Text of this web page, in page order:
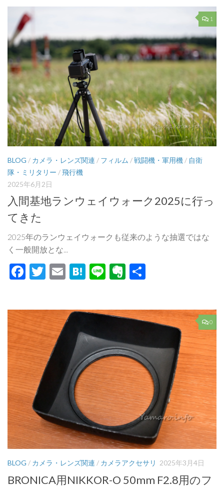
1
BLOG / カメラ・レンズ関連 / フィルム /戦闘機・軍用機 / 自衛
隊・ミリタリー /飛行機
2025年6月2日
入間基地ランウェイウォーク2025に行っ
てきた
2025年のランウェイウォークも従来のような抽選ではな
く一般開放とな...
Facebook
Twitter
EmailHatena
LineEvernote
0
BLOG / カメラ・レンズ関連 / カメラアクセサリ 2025年3月4日
BRONICA用NIKKOR-O 50mm F2.8用のフ